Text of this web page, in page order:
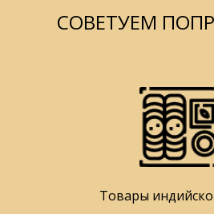
СОВЕТУЕМ
Товары